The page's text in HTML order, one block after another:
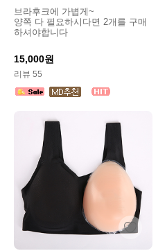
브라후크에 가볍게~
양쪽 다 필요하시다면 2개를 구매
하셔야합니다
15,000원
리뷰 55